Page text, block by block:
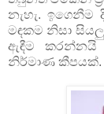
නැහැ.
මඳකම නිසා
ඇඳීම කරන්නයි
නිර්මාණ කීපයක්.